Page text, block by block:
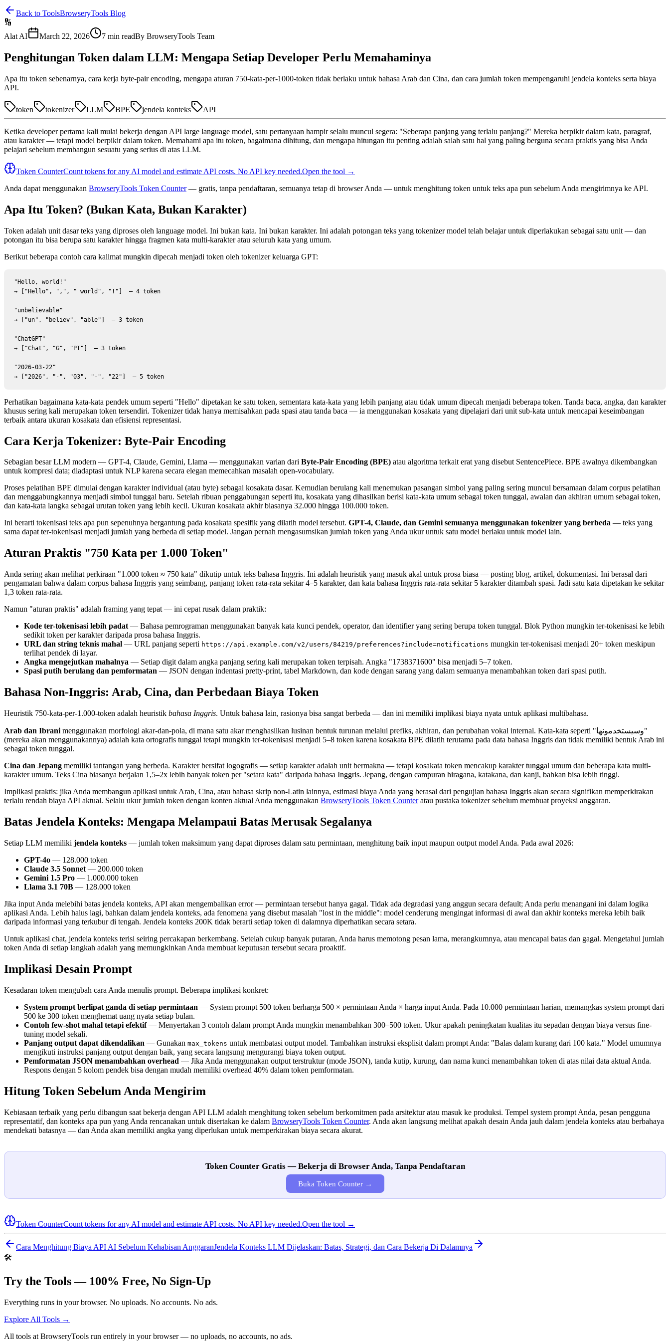
Back to ToolsBrowseryTools Blog
🔢
Alat AI
March 22, 2026 7 min readBy BrowseryTools Team
Penghitungan Token dalam LLM: Mengapa Setiap Developer Perlu Memahaminya
Apa itu token sebenarnya, cara kerja byte-pair encoding, mengapa aturan 750-kata-per-1000-token tidak berlaku untuk bahasa Arab dan Cina, dan cara jumlah token mempengaruhi jendela konteks serta biaya
API.
token tokenizer LLM BPE jendela konteks API
Ketika developer pertama kali mulai bekerja dengan API large language model, satu pertanyaan hampir selalu muncul segera: "Seberapa panjang yang terlalu panjang?" Mereka berpikir dalam kata, paragraf,
atau karakter — tetapi model berpikir dalam token. Memahami apa itu token, bagaimana dihitung, dan mengapa hitungan itu penting adalah salah satu hal yang paling berguna secara praktis yang bisa Anda
pelajari sebelum membangun sesuatu yang serius di atas LLM.
Token CounterCount tokens for any AI model and estimate API costs. No API key needed.Open the tool →
Anda dapat menggunakan BrowseryTools Token Counter— gratis, tanpa pendaftaran, semuanya tetap di browser Anda — untuk menghitung token untuk teks apa pun sebelum Anda mengirimnya ke API.
Apa Itu Token? (Bukan Kata, Bukan Karakter)
Token adalah unit dasar teks yang diproses oleh language model. Ini bukan kata. Ini bukan karakter. Ini adalah potongan teks yang tokenizer model telah belajar untuk diperlakukan sebagai satu unit — dan
potongan itu bisa berupa satu karakter hingga fragmen kata multi-karakter atau seluruh kata yang umum.
Berikut beberapa contoh cara kalimat mungkin dipecah menjadi token oleh tokenizer keluarga GPT:
"Hello, world!"
→ ["Hello", ",", " world", "!"]  — 4 token
"unbelievable"
→ ["un", "believ", "able"]  — 3 token
"ChatGPT"
→ ["Chat", "G", "PT"]  — 3 token
"2026-03-22"
→ ["2026", "-", "03", "-", "22"]  — 5 token
Perhatikan bagaimana kata-kata pendek umum seperti "Hello" dipetakan ke satu token, sementara kata-kata yang lebih panjang atau tidak umum dipecah menjadi beberapa token. Tanda baca, angka, dan karakter
khusus sering kali merupakan token tersendiri. Tokenizer tidak hanya memisahkan pada spasi atau tanda baca — ia menggunakan kosakata yang dipelajari dari unit sub-kata untuk mencapai keseimbangan
terbaik antara ukuran kosakata dan efisiensi representasi.
Cara Kerja Tokenizer: Byte-Pair Encoding
Sebagian besar LLM modern — GPT-4, Claude, Gemini, Llama — menggunakan varian dari Byte-Pair Encoding (BPE) atau algoritma terkait erat yang disebut SentencePiece. BPE awalnya dikembangkan
untuk kompresi data; diadaptasi untuk NLP karena secara elegan memecahkan masalah open-vocabulary.
Proses pelatihan BPE dimulai dengan karakter individual (atau byte) sebagai kosakata dasar. Kemudian berulang kali menemukan pasangan simbol yang paling sering muncul bersamaan dalam corpus pelatihan
dan menggabungkannya menjadi simbol tunggal baru. Setelah ribuan penggabungan seperti itu, kosakata yang dihasilkan berisi kata-kata umum sebagai token tunggal, awalan dan akhiran umum sebagai token,
dan kata-kata langka sebagai urutan token yang lebih kecil. Ukuran kosakata akhir biasanya 32.000 hingga 100.000 token.
Ini berarti tokenisasi teks apa pun sepenuhnya bergantung pada kosakata spesifik yang dilatih model tersebut. GPT-4, Claude, dan Gemini semuanya menggunakan tokenizer yang berbeda — teks yang
sama dapat ter-tokenisasi menjadi jumlah yang berbeda di setiap model. Jangan pernah mengasumsikan jumlah token yang Anda ukur untuk satu model berlaku untuk model lain.
Aturan Praktis "750 Kata per 1.000 Token"
Anda sering akan melihat perkiraan "1.000 token ≈ 750 kata" dikutip untuk teks bahasa Inggris. Ini adalah heuristik yang masuk akal untuk prosa biasa — posting blog, artikel, dokumentasi. Ini berasal dari
pengamatan bahwa dalam corpus bahasa Inggris yang seimbang, panjang token rata-rata sekitar 4–5 karakter, dan kata bahasa Inggris rata-rata sekitar 5 karakter ditambah spasi. Jadi satu kata dipetakan ke sekitar
1,3 token rata-rata.
Namun "aturan praktis" adalah framing yang tepat — ini cepat rusak dalam praktik:
Kode ter-tokenisasi lebih padat — Bahasa pemrograman menggunakan banyak kata kunci pendek, operator, dan identifier yang sering berupa token tunggal. Blok Python mungkin ter-tokenisasi ke lebih
sedikit token per karakter daripada prosa bahasa Inggris.
URL dan string teknis mahal — URL panjang seperti https://api.example.com/v2/users/84219/preferences?include=notifications mungkin ter-tokenisasi menjadi 20+ token meskipun
terlihat pendek di layar.
Angka mengejutkan mahalnya — Setiap digit dalam angka panjang sering kali merupakan token terpisah. Angka "1738371600" bisa menjadi 5–7 token.
Spasi putih berulang dan pemformatan — JSON dengan indentasi pretty-print, tabel Markdown, dan kode dengan sarang yang dalam semuanya menambahkan token dari spasi putih.
Bahasa Non-Inggris: Arab, Cina, dan Perbedaan Biaya Token
Heuristik 750-kata-per-1.000-token adalah heuristik bahasa Inggris. Untuk bahasa lain, rasionya bisa sangat berbeda — dan ini memiliki implikasi biaya nyata untuk aplikasi multibahasa.
Arab dan Ibrani menggunakan morfologi akar-dan-pola, di mana satu akar menghasilkan lusinan bentuk turunan melalui prefiks, akhiran, dan perubahan vokal internal. Kata-kata seperti "وسيستخدمونها"
(mereka akan menggunakannya) adalah kata ortografis tunggal tetapi mungkin ter-tokenisasi menjadi 5–8 token karena kosakata BPE dilatih terutama pada data bahasa Inggris dan tidak memiliki bentuk Arab ini
sebagai token tunggal.
Cina dan Jepang memiliki tantangan yang berbeda. Karakter bersifat logografis — setiap karakter adalah unit bermakna — tetapi kosakata token mencakup karakter tunggal umum dan beberapa kata multi-
karakter umum. Teks Cina biasanya berjalan 1,5–2x lebih banyak token per "setara kata" daripada bahasa Inggris. Jepang, dengan campuran hiragana, katakana, dan kanji, bahkan bisa lebih tinggi.
Implikasi praktis: jika Anda membangun aplikasi untuk Arab, Cina, atau bahasa skrip non-Latin lainnya, estimasi biaya Anda yang berasal dari pengujian bahasa Inggris akan secara signifikan memperkirakan
terlalu rendah biaya API aktual. Selalu ukur jumlah token dengan konten aktual Anda menggunakan BrowseryTools Token Counteratau pustaka tokenizer sebelum membuat proyeksi anggaran.
Batas Jendela Konteks: Mengapa Melampaui Batas Merusak Segalanya
Setiap LLM memiliki jendela konteks — jumlah token maksimum yang dapat diproses dalam satu permintaan, menghitung baik input maupun output model Anda. Pada awal 2026:
GPT-4o — 128.000 token
Claude 3.5 Sonnet — 200.000 token
Gemini 1.5 Pro — 1.000.000 token
Llama 3.1 70B — 128.000 token
Jika input Anda melebihi batas jendela konteks, API akan mengembalikan error — permintaan tersebut hanya gagal. Tidak ada degradasi yang anggun secara default; Anda perlu menangani ini dalam logika
aplikasi Anda. Lebih halus lagi, bahkan dalam jendela konteks, ada fenomena yang disebut masalah "lost in the middle": model cenderung mengingat informasi di awal dan akhir konteks mereka lebih baik
daripada informasi yang terkubur di tengah. Jendela konteks 200K tidak berarti setiap token di dalamnya diperhatikan secara setara.
Untuk aplikasi chat, jendela konteks terisi seiring percakapan berkembang. Setelah cukup banyak putaran, Anda harus memotong pesan lama, merangkumnya, atau mencapai batas dan gagal. Mengetahui jumlah
token Anda di setiap langkah adalah yang memungkinkan Anda membuat keputusan tersebut secara proaktif.
Implikasi Desain Prompt
Kesadaran token mengubah cara Anda menulis prompt. Beberapa implikasi konkret:
System prompt berlipat ganda di setiap permintaan — System prompt 500 token berharga 500 × permintaan Anda × harga input Anda. Pada 10.000 permintaan harian, memangkas system prompt dari
500 ke 300 token menghemat uang nyata setiap bulan.
Contoh few-shot mahal tetapi efektif— Menyertakan 3 contoh dalam prompt Anda mungkin menambahkan 300–500 token. Ukur apakah peningkatan kualitas itu sepadan dengan biaya versus fine-
tuning model sekali.
Panjang output dapat dikendalikan — Gunakan max_tokens untuk membatasi output model. Tambahkan instruksi eksplisit dalam prompt Anda: "Balas dalam kurang dari 100 kata." Model umumnya
mengikuti instruksi panjang output dengan baik, yang secara langsung mengurangi biaya token output.
Pemformatan JSON menambahkan overhead — Jika Anda menggunakan output terstruktur (mode JSON), tanda kutip, kurung, dan nama kunci menambahkan token di atas nilai data aktual Anda.
Respons dengan 5 kolom pendek bisa dengan mudah memiliki overhead 40% dalam token pemformatan.
Hitung Token Sebelum Anda Mengirim
Kebiasaan terbaik yang perlu dibangun saat bekerja dengan API LLM adalah menghitung token sebelum berkomitmen pada arsitektur atau masuk ke produksi. Tempel system prompt Anda, pesan pengguna
representatif, dan konteks apa pun yang Anda rencanakan untuk disertakan ke dalam BrowseryTools Token Counter. Anda akan langsung melihat apakah desain Anda jauh dalam jendela konteks atau berbahaya
mendekati batasnya — dan Anda akan memiliki angka yang diperlukan untuk memperkirakan biaya secara akurat.
Token Counter Gratis — Bekerja di Browser Anda, Tanpa Pendaftaran
Buka Token Counter →
Token CounterCount tokens for any AI model and estimate API costs. No API key needed.Open the tool →
Cara Menghitung Biaya API AI Sebelum Kehabisan AnggaranJendela Konteks LLM Dijelaskan: Batas, Strategi, dan Cara Bekerja Di Dalamnya
🛠️
Try the Tools — 100% Free, No Sign-Up
Everything runs in your browser. No uploads. No accounts. No ads.
Explore All Tools →
All tools at BrowseryTools run entirely in your browser — no uploads, no accounts, no ads.